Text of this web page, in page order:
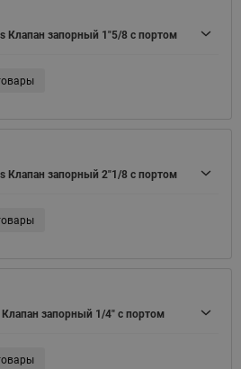
Клапан запорный 1"5/8 с портом
Клапан запорный 2"1/8 с портом
Клапан запорный 1/4" с портом